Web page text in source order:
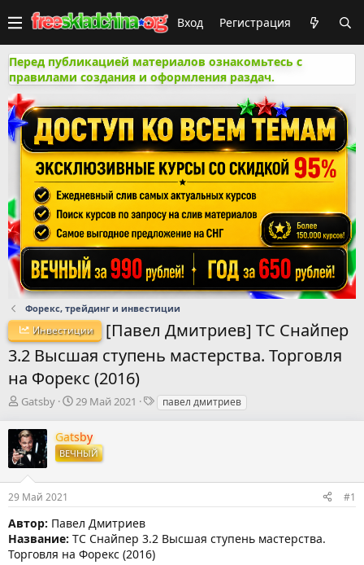
Вход Регистрация
Перед публикацией материалов ознакомьтесь с
правилами создания и оформления раздач.
Форекс, трейдинг и инвестиции
Инвестиции
[Павел Дмитриев] ТС Снайпер
3.2 Высшая ступень мастерства. Торговля
на Форекс (2016)
А
т
о
р
м
ы
Gatsby
Д
т
а
н
а
л
а
29 Май 2021
Тпавел дмитриев
Gatsby
ВЕЧНЫЙ
29 Май 2021 #1
Автор: Павел Дмитриев
Название: ТС Снайпер 3.2 Высшая ступень мастерства.
Торговля на Форекс (2016)